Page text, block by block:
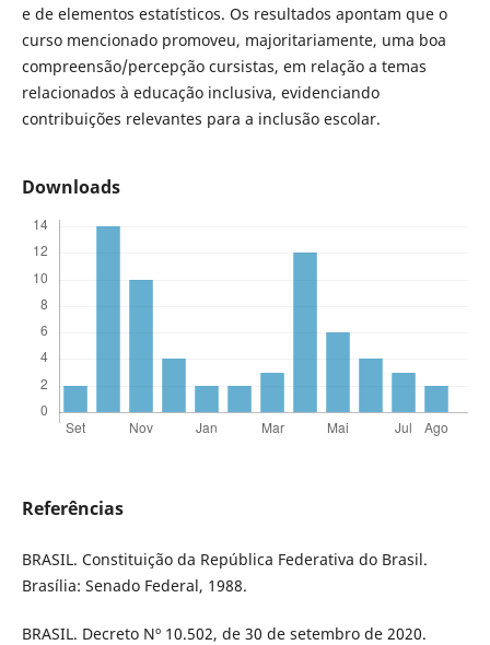
e de elementos estatísticos. Os resultados apontam que o
curso mencionado promoveu, majoritariamente, uma boa
compreensão/percepção cursistas, em relação a temas
relacionados à educação inclusiva, evidenciando
contribuições relevantes para a inclusão escolar.
Downloads
Referências
BRASIL. Constituição da República Federativa do Brasil.
Brasília: Senado Federal, 1988.
BRASIL. Decreto Nº 10.502, de 30 de setembro de 2020.